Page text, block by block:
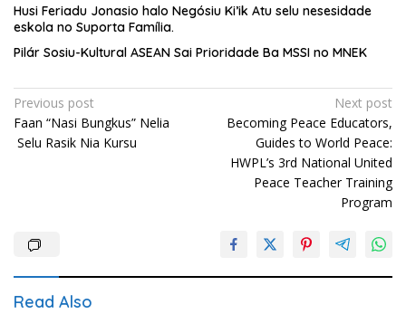
Husi Feriadu Jonasio halo Negósiu Ki’ik Atu selu nesesidade
eskola no Suporta Família.
Pilár Sosiu-Kultural ASEAN Sai Prioridade Ba MSSI no MNEK
Post
navigation
Previous post
Faan “Nasi Bungkus” Nelia
Selu Rasik Nia Kursu
Next post
Becoming Peace Educators,
Guides to World Peace:
HWPL’s 3rd National United
Peace Teacher Training
Program
Read Also